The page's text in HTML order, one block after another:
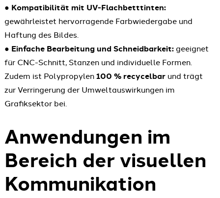
● Kompatibilität mit UV-Flachbetttinten:
gewährleistet hervorragende Farbwiedergabe und
Haftung des Bildes.
● Einfache Bearbeitung und Schneidbarkeit:geeignet
für CNC-Schnitt, Stanzen und individuelle Formen.
Zudem ist Polypropylen100 % recycelbarund trägt
zur Verringerung der Umweltauswirkungen im
Grafiksektor bei.
Anwendungen im
Bereich der visuellen
Kommunikation